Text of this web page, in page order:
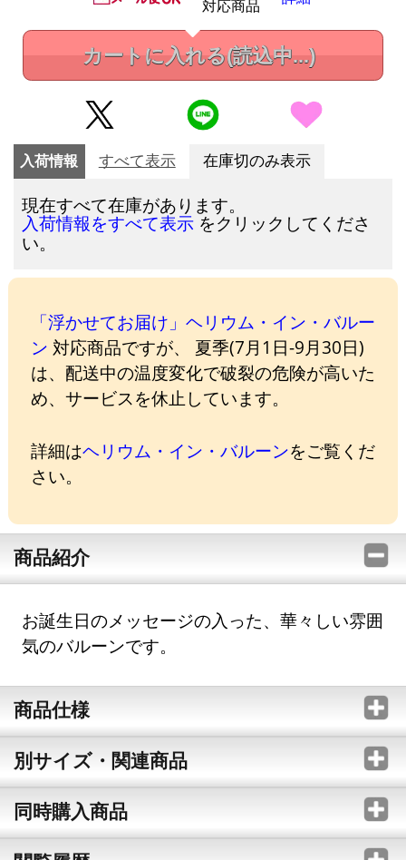
対応商品
カートに入れる(読込中...)
入荷情報 すべて表示 在庫切のみ表示
現在すべて在庫があります。
入荷情報をすべて表示 をクリックしてくださ
い。
「浮かせてお届け」ヘリウム・イン・バルー
ン 対応商品ですが、 夏季(7月1日-9月30日)
は、配送中の温度変化で破裂の危険が高いた
め、サービスを休止しています。
詳細はヘリウム・イン・バルーンをご覧くだ
さい。
商品紹介
お誕生日のメッセージの入った、華々しい雰囲
気のバルーンです。
商品仕様
別サイズ・関連商品
同時購入商品